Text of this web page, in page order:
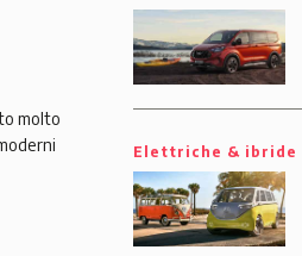
molto
Elettriche & ibride